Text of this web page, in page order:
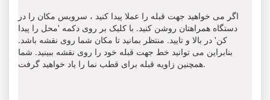
اگر می خواهید جهت قبله را عملا پیدا کنید ، سرویس مکان را در
دستگاه همراهتان روشن کنید. با کلیک بر روی دکمه 'محل را پیدا
کن' در بالا و تایید. منتظر بمانید تا مکان شما روی نقشه باشد.
بنابراین می توانید خط جهت قبله خود را روی نقشه ببینید. شما
همچنین زاویه قبله برای قطب نما را یاد خواهید گرفت.